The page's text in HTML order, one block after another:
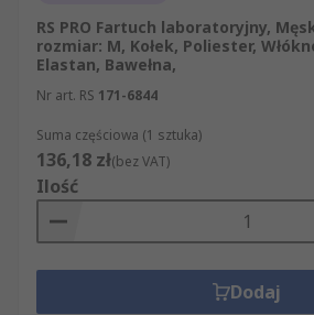
RS PRO Fartuch laboratoryjny,
rozmiar: M, Kołek, Poliester,
Elastan, Bawełna,
Nr art. RS 171-6844
Suma częściowa (1 sztuka)
136,18 zł(bez VAT)
Ilość
Dodaj